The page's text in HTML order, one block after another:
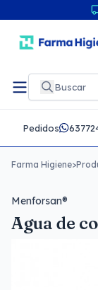
Pedidos
Farma Higiene>
Menforsan®
Agua de